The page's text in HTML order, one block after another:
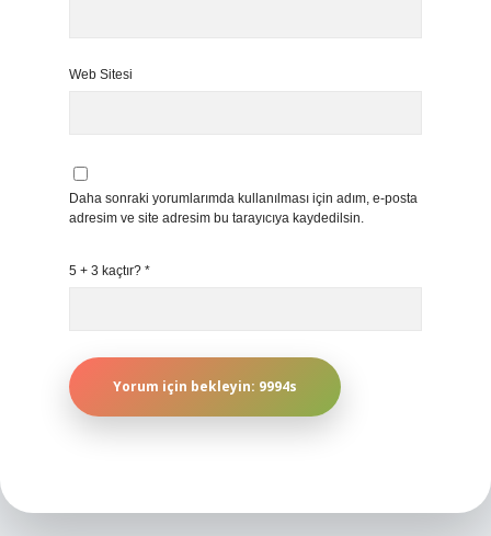
Web Sitesi
Daha sonraki yorumlarımda kullanılması için adım, e-posta
adresim ve site adresim bu tarayıcıya kaydedilsin.
5 + 3 kaçtır? *